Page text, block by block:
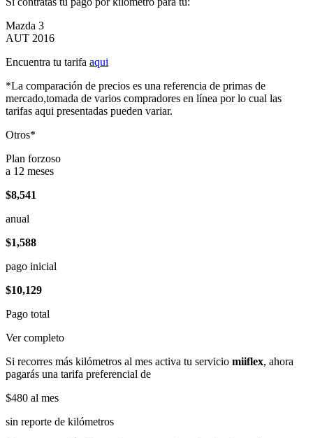
Mazda 3
AUT 2016
Encuentra tu tarifa aqui
*La comparación de precios es una referencia de primas de
mercado,tomada de varios compradores en línea por lo cual las
tarifas aqui presentadas pueden variar.
Otros*
Plan forzoso
a 12 meses
$8,541
anual
$1,588
pago inicial
$10,129
Pago total
Ver completo
Si recorres más kilómetros al mes activa tu servicio miiflex, ahora
pagarás una tarifa preferencial de
$480 al mes
sin reporte de kilómetros